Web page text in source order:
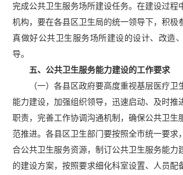
完成公共卫生服务场所建设任务。在建设过程
机构，要在各县区卫生局的统一领导下，积极
真做好公共卫生服务场所建设的设计、改造
导。
五、公共卫生服务能力建设的工作要求
（一）各县区政府要高度重视基层医疗卫
能力建设，加强组织领导，迅速启动、及时推
职责，完善工作协调沟通机制，确保公共卫生
范推进。各县区卫生部门要按照全市统一要求
合公共卫生服务资源，制订公共卫生服务能力
的建设方案，按照要求细化科室设置、人员配